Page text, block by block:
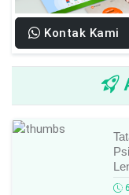
Kontak Kami